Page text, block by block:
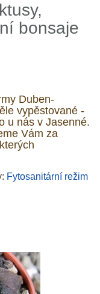
bonsaje
Duben-
vypěstované -
u nás v Jasenné.
Vám za
Fytosanitární režim